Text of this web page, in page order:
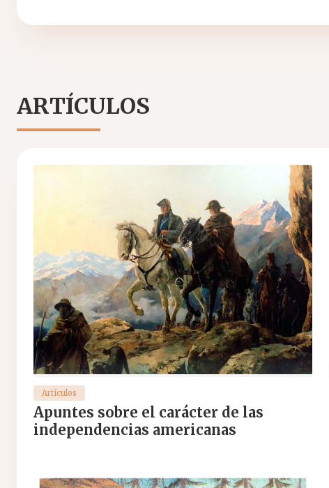
ARTÍCULOS
Artículos
Apuntes sobre el carácter de las
independencias americanas